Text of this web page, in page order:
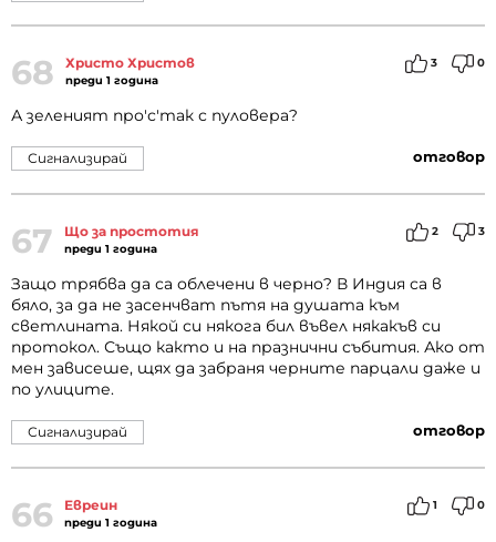
68 Христо Христов
преди 1 година
3 0
А зеленият про'с'так с пуловера?
отговор
Сигнализирай
67 Що за простотия
преди 1 година
2 3
Защо трябва да са облечени в черно? В Индия са в
бяло, за да не засенчват пътя на душата към
светлината. Някой си някога бил въвел някакъв си
протокол. Също както и на празнични събития. Ако от
мен зависеше, щях да забраня черните парцали даже и
по улиците.
отговор
Сигнализирай
66 Евреин
преди 1 година
1 0